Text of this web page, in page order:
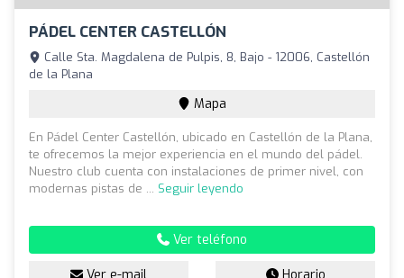
PÁDEL CENTER CASTELLÓN
Calle Sta. Magdalena de Pulpis, 8, Bajo - 12006, Castellón
de la Plana
Mapa
En Pádel Center Castellón, ubicado en Castellón de la Plana,
te ofrecemos la mejor experiencia en el mundo del pádel.
Nuestro club cuenta con instalaciones de primer nivel, con
modernas pistas de ... Seguir leyendo
Ver teléfono